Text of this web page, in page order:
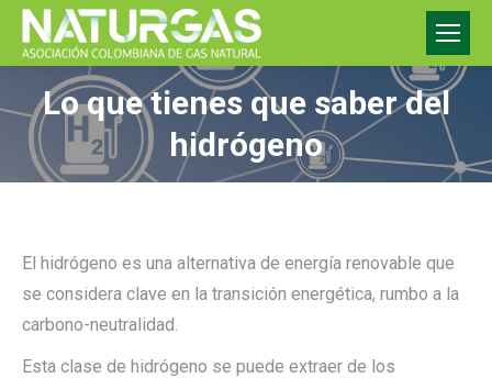
Lo que tienes que saber del
hidrógeno
El hidrógeno es una alternativa de energía renovable que
se considera clave en la transición energética, rumbo a la
carbono-neutralidad.
Esta clase de hidrógeno se puede extraer de los